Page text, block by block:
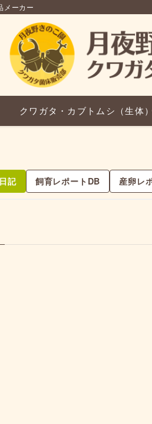
メーカー
クワガタ・カブトムシ（生体
記 飼育レポートDB 産卵レ